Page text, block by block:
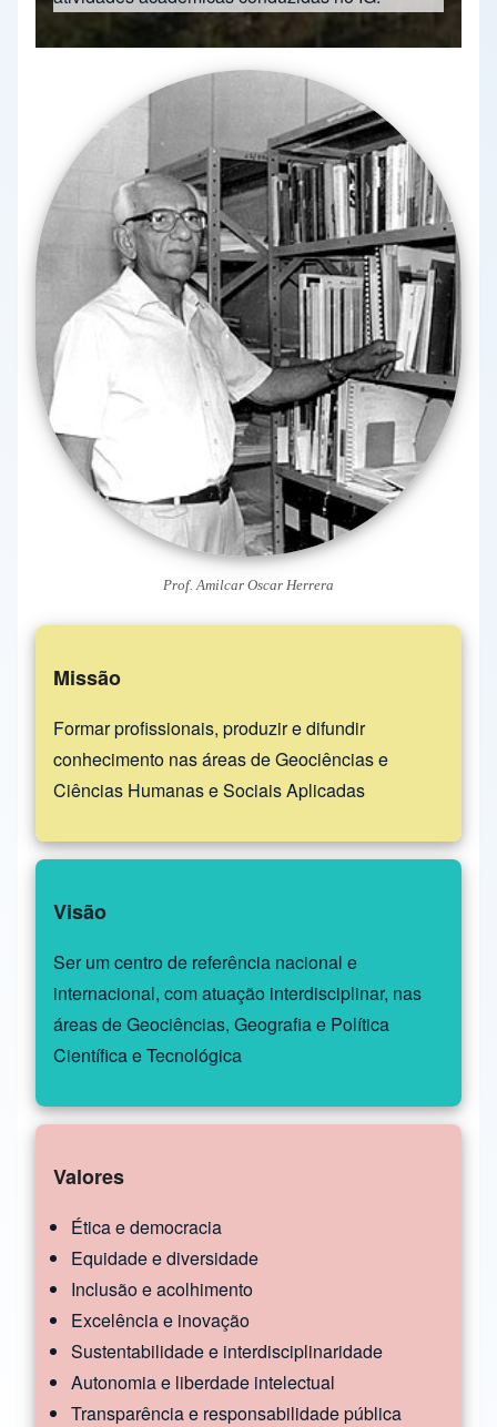
Prof. Amilcar Oscar Herrera
Missão
Formar profissionais, produzir e difundir
conhecimento nas áreas de Geociências e
Ciências Humanas e Sociais Aplicadas
Visão
Ser um centro de referência nacional e
internacional, com atuação interdisciplinar, nas
áreas de Geociências, Geografia e Política
Científica e Tecnológica
Valores
Ética e democracia
Equidade e diversidade
Inclusão e acolhimento
Excelência e inovação
Sustentabilidade e interdisciplinaridade
Autonomia e liberdade intelectual
Transparência e responsabilidade pública